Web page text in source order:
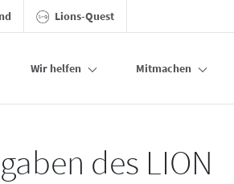
Lions-Quest
Wir helfen Mitmachen
des LION